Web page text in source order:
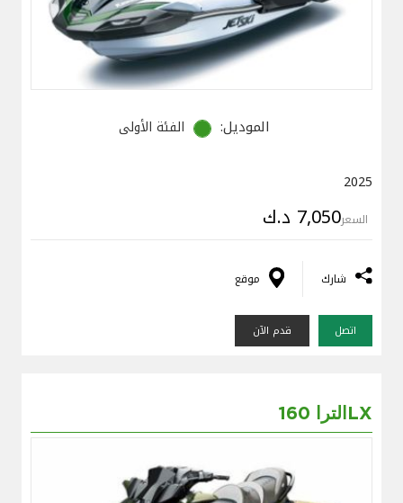
الموديل: الفئة الأولى
2025
السعر7,050 د.ك
شارك موقع
اتصل قدم الآن
الترا 160LX